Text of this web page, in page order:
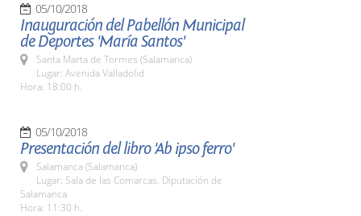
05/10/2018
Inauguración del Pabellón Municipal
de Deportes 'María Santos'
Santa Marta de Tormes (Salamanca)
Lugar: Avenida Valladolid
Hora: 18:00 h.
05/10/2018
Presentación del libro 'Ab ipso ferro'
Salamanca (Salamanca)
Lugar: Sala de las Comarcas. Diputación de
Salamanca
Hora: 11:30 h.